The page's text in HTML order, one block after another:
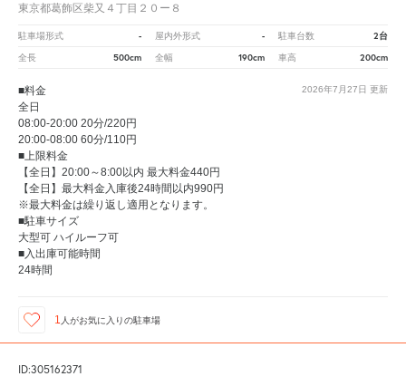
東京都葛飾区柴又４丁目２０ー８
駐車場形式 - 屋内外形式 - 駐車台数 2台
全長 500cm 全幅 190cm 車高 200cm
2026年7月27日 更新
■料金
全日
08:00-20:00 20分/220円
20:00-08:00 60分/110円
■上限料金
【全日】20:00～8:00以内 最大料金440円
【全日】最大料金入庫後24時間以内990円
※最大料金は繰り返し適用となります。
■駐車サイズ
大型可 ハイルーフ可
■入出庫可能時間
24時間
1 人がお気に入りの駐車場
ID:305162371